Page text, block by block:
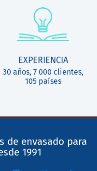
EXPERIENCIA
30 años, 7 000 clientes,
105 países
de envasado para
1991